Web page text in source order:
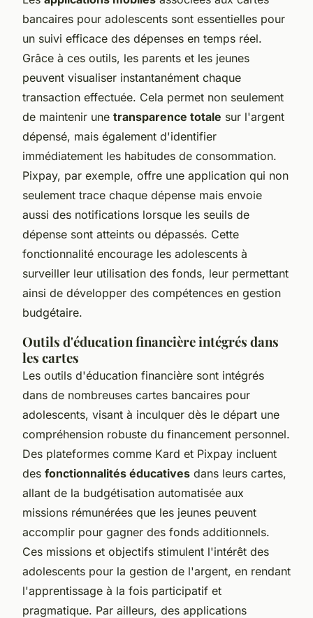
bancaires pour adolescents sont essentielles pour
un suivi efficace des dépenses en temps réel.
Grâce à ces outils, les parents et les jeunes
peuvent visualiser instantanément chaque
transaction effectuée. Cela permet non seulement
de maintenir une transparence totale sur l'argent
dépensé, mais également d'identifier
immédiatement les habitudes de consommation.
Pixpay, par exemple, offre une application qui non
seulement trace chaque dépense mais envoie
aussi des notifications lorsque les seuils de
dépense sont atteints ou dépassés. Cette
fonctionnalité encourage les adolescents à
surveiller leur utilisation des fonds, leur permettant
ainsi de développer des compétences en gestion
budgétaire.
Outils d'éducation financière intégrés dans
les cartes
Les outils d'éducation financière sont intégrés
dans de nombreuses cartes bancaires pour
adolescents, visant à inculquer dès le départ une
compréhension robuste du financement personnel.
Des plateformes comme Kard et Pixpay incluent
des fonctionnalités éducatives dans leurs cartes,
allant de la budgétisation automatisée aux
missions rémunérées que les jeunes peuvent
accomplir pour gagner des fonds additionnels.
Ces missions et objectifs stimulent l'intérêt des
adolescents pour la gestion de l'argent, en rendant
l'apprentissage à la fois participatif et
pragmatique. Par ailleurs, des applications